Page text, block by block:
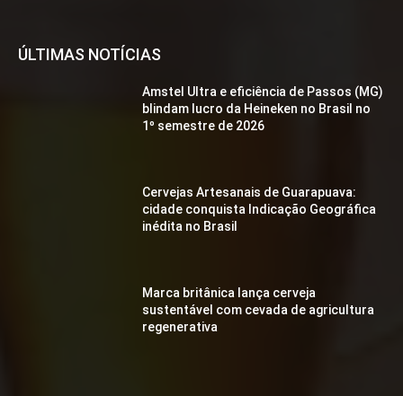
ÚLTIMAS NOTÍCIAS
Amstel Ultra e eficiência de Passos (MG)
blindam lucro da Heineken no Brasil no
1º semestre de 2026
Cervejas Artesanais de Guarapuava:
cidade conquista Indicação Geográfica
inédita no Brasil
Marca britânica lança cerveja
sustentável com cevada de agricultura
regenerativa